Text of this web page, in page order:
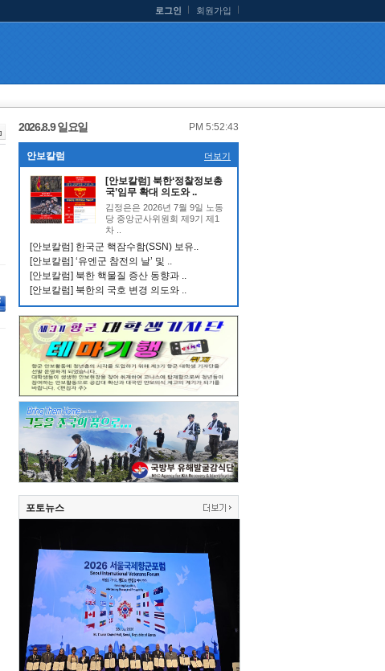
로그인 회원가입
2026.8.9 일요일 PM 5:52:43
안보칼럼 더보기
[안보칼럼] 북한‘정찰정보총
국’임무 확대 의도와 ..
김정은은 2026년 7월 9일 노동
당 중앙군사위원회 제9기 제1
차 ..
[안보칼럼] 한국군 핵잠수함(SSN) 보유..
[안보칼럼] ‘유엔군 참전의 날’ 및 ..
[안보칼럼] 북한 핵물질 증산 동향과 ..
[안보칼럼] 북한의 국호 변경 의도와 ..
포토뉴스